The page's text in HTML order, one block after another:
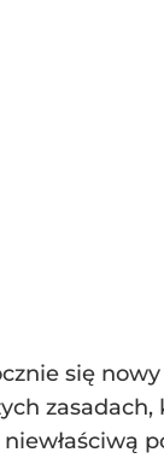
się